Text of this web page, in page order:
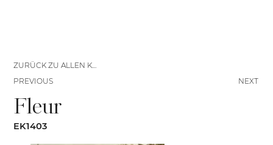
Fleur
EK1403
NEXT
ZURÜCK ZU ALLEN KLEIDERN
PREVIOUS